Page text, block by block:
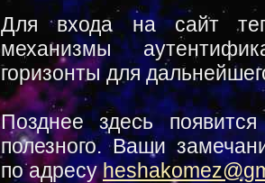
Для входа на сайт
механизмы
горизонты для
Позднее здесь
полезного. Ваши
по адресу